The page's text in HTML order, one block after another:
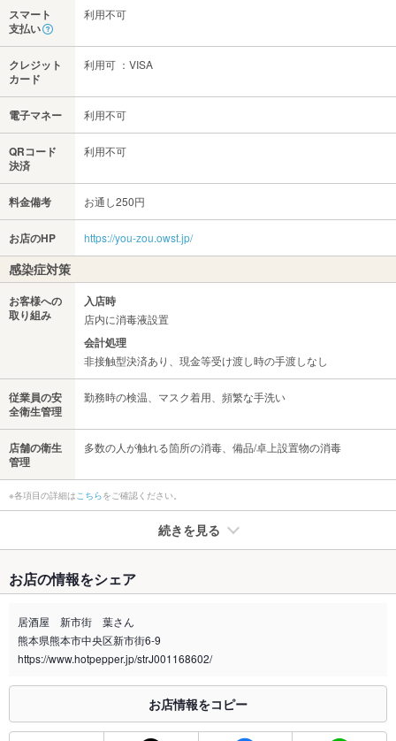
スマート
支払い
利用不可
クレジット
カード
利用可 ：VISA
電子マネー 利用不可
QRコード
決済
利用不可
料金備考 お通し250円
お店のHP https://you-zou.owst.jp/
感染症対策
お客様への
取り組み
入店時
店内に消毒液設置
会計処理
非接触型決済あり、現金等受け渡し時の手渡しなし
従業員の安
全衛生管理
勤務時の検温、マスク着用、頻繁な手洗い
店舗の衛生
管理
多数の人が触れる箇所の消毒、備品/卓上設置物の消毒
※各項目の詳細は こちらをご確認ください。
続きを見る
禁煙・喫煙
全席喫煙可
喫煙専用室 なし
合わせください。
お席
お店の情報をシェア
居酒屋 新市街 葉さん
熊本県熊本市中央区新市街6-9
https://www.hotpepper.jp/strJ001168602/
お店情報をコピー